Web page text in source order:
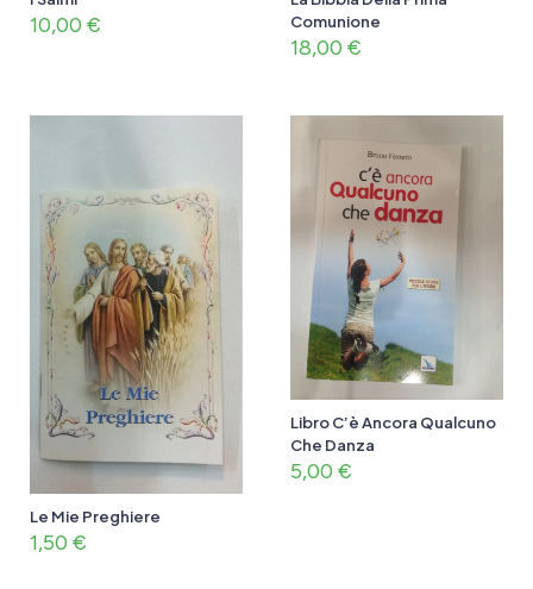
10,00 €
Comunione
18,00 €
Le Mie Preghiere
1,50 €
Libro C’è Ancora Qualcuno
Che Danza
5,00 €